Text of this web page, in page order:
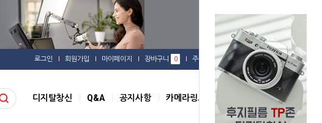
로그인 회원가입 마이페이지 장바구니 0 주문배송 관심상품
디지탈창신 Q&A 공지사항 카메라링크